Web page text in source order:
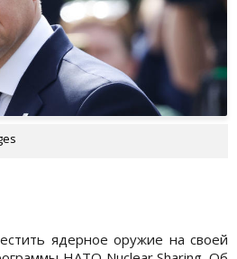
ядерное оружие на своей